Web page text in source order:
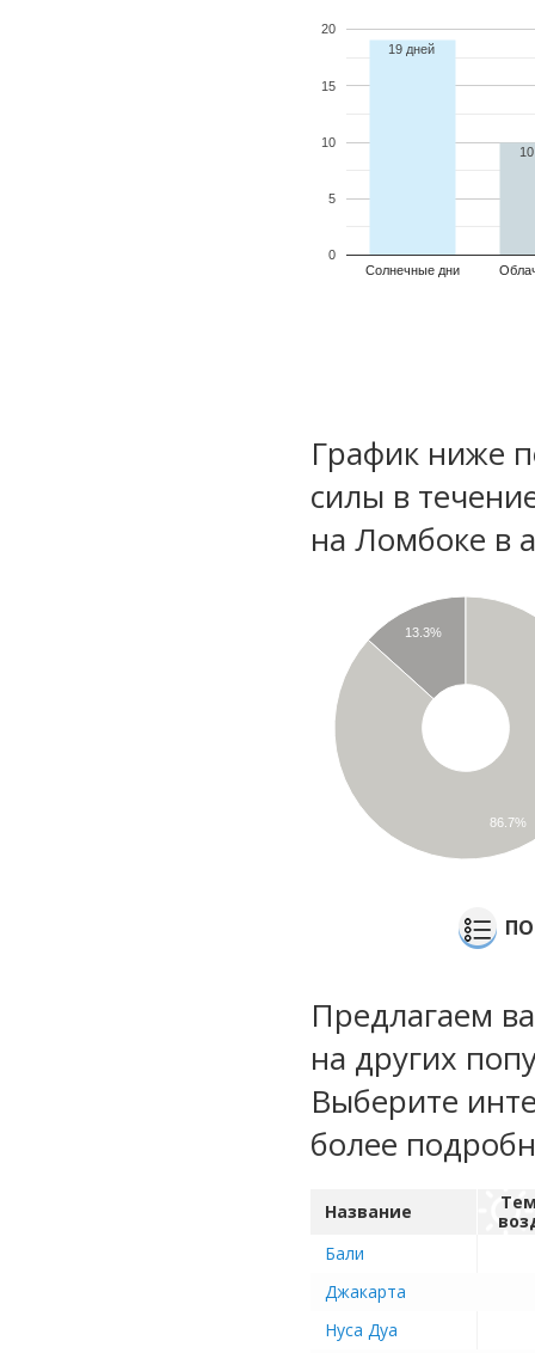
Солнечные дни
0
5
10
15
20
19 дней
График ниже
силы в
на Ломбоке в
13.3%
86.7%
Предлагаем
на других
Выберите
более
Название
Бали
Джакарта
Нуса Дуа